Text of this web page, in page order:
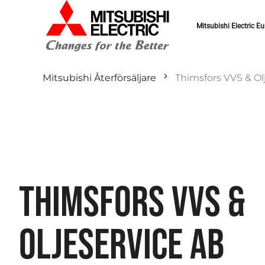
Mitsubishi Electric
Mitsubishi Återförsäljare Thimsfors VVS &
THIMSFORS VVS &
OLJESERVICE AB